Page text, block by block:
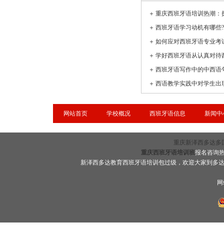
＋
＋
＋ 如何应对西班牙语专业考
＋ 学好西班牙语从认真对待
＋ 西班牙语写作中的中西语
＋
网站首页 学校概况 西班牙语信息 新闻中
重庆新泽西多达多
重庆西班牙语培训班报名咨询
新泽西多达教育西班牙语培训包过级，欢迎大家到多